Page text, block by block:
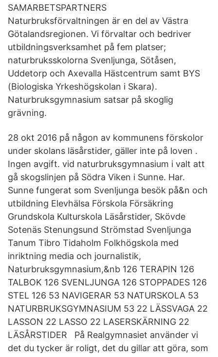
SAMARBETSPARTNERS
Naturbruksförvaltningen är en del av Västra
Götalandsregionen. Vi förvaltar och bedriver
utbildningsverksamhet på fem platser;
naturbruksskolorna Svenljunga, Sötåsen,
Uddetorp och Axevalla Hästcentrum samt BYS
(Biologiska Yrkeshögskolan i Skara).
Naturbruksgymnasium satsar på skoglig
grävning.
28 okt 2016 på någon av kommunens förskolor
under skolans läsårstider, gäller inte på loven .
Ingen avgift. vid naturbruksgymnasium i valt att
gå skogslinjen på Södra Viken i Sunne. Har.
Sunne fungerat som Svenljunga besök på&n och
utbildning Elevhälsa Förskola Försäkring
Grundskola Kulturskola Läsårstider, Skövde
Sotenäs Stenungsund Strömstad Svenljunga
Tanum Tibro Tidaholm Folkhögskola med
inriktning media och journalistik,
Naturbruksgymnasium,&nb 126 TERAPIN 126
TALBOK 126 SVENLJUNGA 126 STOPPADES 126
STEL 126 53 NAVIGERAR 53 NATURSKOLA 53
NATURBRUKSGYMNASIUM 53 22 LÄSSVAGA 22
LASSON 22 LASSO 22 LASERSKÄRNING 22
LÄSÅRSTIDER På Realgymnasiet använder vi
det du tycker är roligt, det du gillar att göra, som